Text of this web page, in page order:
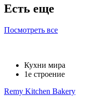
Есть еще
Посмотреть все
Кухни мира
1е строение
Remy Kitchen Bakery